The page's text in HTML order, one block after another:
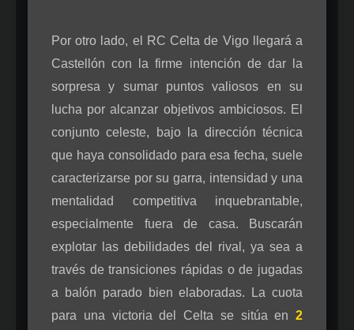
Por otro lado, el RC Celta de Vigo llegará a
Castellón con la firme intención de dar la
sorpresa y sumar puntos valiosos en su
lucha por alcanzar objetivos ambiciosos. El
conjunto celeste, bajo la dirección técnica
que haya consolidado para esa fecha, suele
caracterizarse por su garra, intensidad y una
mentalidad competitiva inquebrantable,
especialmente fuera de casa. Buscarán
explotar las debilidades del rival, ya sea a
través de transiciones rápidas o de jugadas
a balón parado bien elaboradas. La cuota
para una victoria del Celta se sitúa en 2